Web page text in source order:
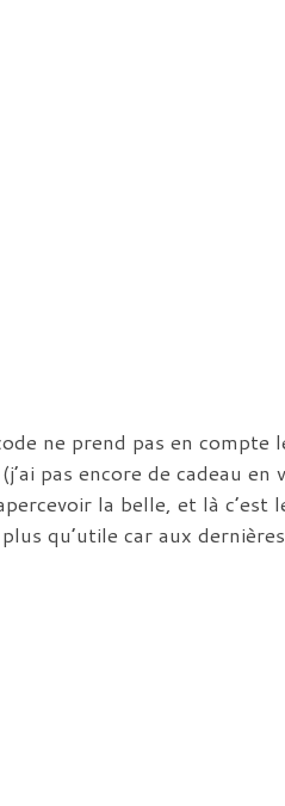
ne prend pas en compte
pas encore de cadeau en
la belle, et là
qu’utile car aux